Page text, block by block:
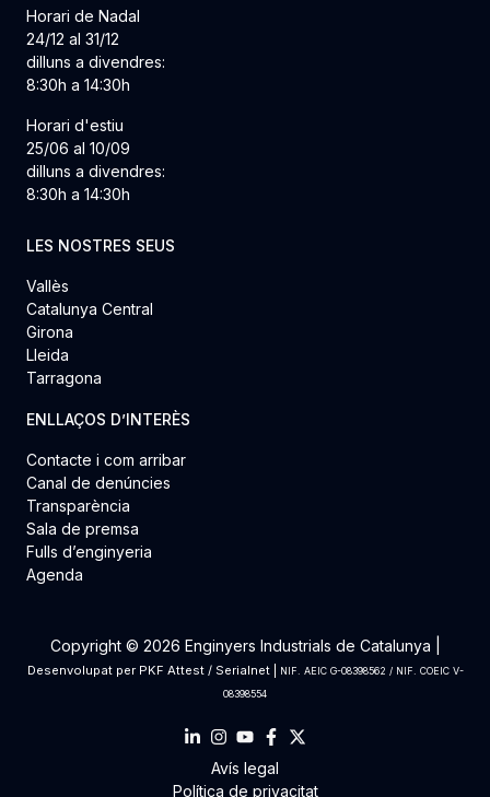
Horari de Nadal
24/12 al 31/12
dilluns a divendres:
8:30h a 14:30h
Horari d'estiu
25/06 al 10/09
dilluns a divendres:
8:30h a 14:30h
LES NOSTRES SEUS
Vallès
Catalunya Central
Girona
Lleida
Tarragona
ENLLAÇOS D’INTERÈS
Contacte i com arribar
Canal de denúncies
Transparència
Sala de premsa
Fulls d’enginyeria
Agenda
Copyright © 2026 Enginyers Industrials de Catalunya |
Desenvolupat per PKF Attest/ Serialnet|
NIF. AEIC G-08398562 / NIF. COEIC V-
08398554
Avís legal
Política de privacitat